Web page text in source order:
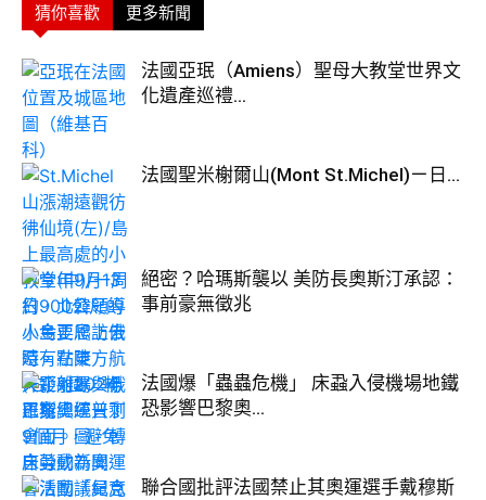
猜你喜歡 更多新聞
法國亞珉（Amiens）聖母大教堂世界文
化遺產巡禮...
法國聖米榭爾山(Mont St.Michel)ㄧ日...
絕密？哈瑪斯襲以 美防長奧斯汀承認：
事前豪無徵兆
法國爆「蟲蟲危機」 床蝨入侵機場地鐵
恐影響巴黎奧...
聯合國批評法國禁止其奧運選手戴穆斯